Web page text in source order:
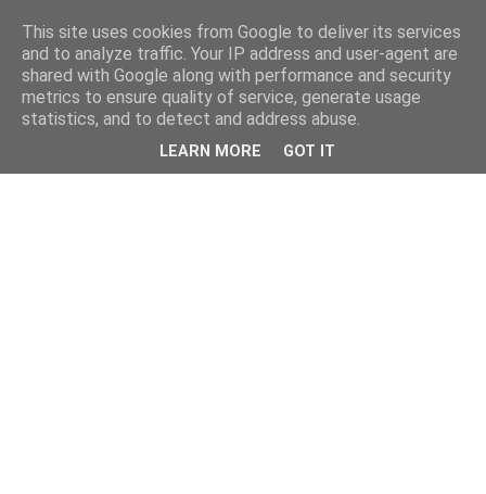
This site uses cookies from Google to deliver its services
and to analyze traffic. Your IP address and user-agent are
shared with Google along with performance and security
metrics to ensure quality of service, generate usage
statistics, and to detect and address abuse.
LEARN MORE GOT IT